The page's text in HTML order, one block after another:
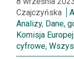
Czajczyńska
Analizy, Dane,
Komisja
cyfrowe,